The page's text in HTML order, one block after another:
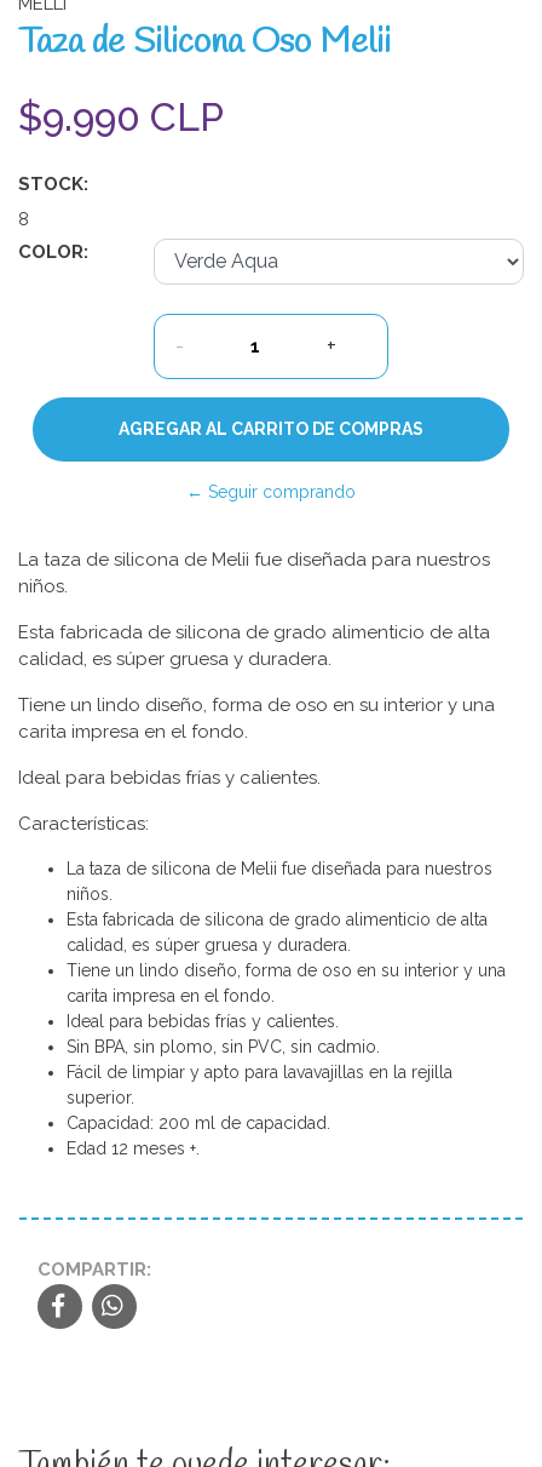
Taza de Silicona Oso Melii
$9.990 CLP
STOCK:
8
COLOR:
- +
← Seguir comprando
La taza de silicona de Melii fue diseñada para nuestros
niños.
Esta fabricada de silicona de grado alimenticio de alta
calidad, es súper gruesa y duradera.
Tiene un lindo diseño, forma de oso en su interior y una
carita impresa en el fondo.
Ideal para bebidas frías y calientes.
Características:
La taza de silicona de Melii fue diseñada para nuestros
niños.
Esta fabricada de silicona de grado alimenticio de alta
calidad, es súper gruesa y duradera.
Tiene un lindo diseño, forma de oso en su interior y una
carita impresa en el fondo.
Ideal para bebidas frías y calientes.
Sin BPA, sin plomo, sin PVC, sin cadmio.
Fácil de limpiar y apto para lavavajillas en la rejilla
superior.
Capacidad: 200 ml de capacidad.
Edad 12 meses +.
COMPARTIR: